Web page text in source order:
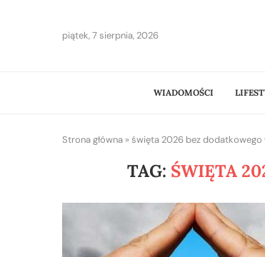
piątek, 7 sierpnia, 2026
WIADOMOŚCI
Strona główna » święta 2026 bez dodatkowego
TAG: ŚWIĘTA